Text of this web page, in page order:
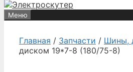
Меню
Главная / Запчасти / Шины,
диском 19*7-8 (180/75-8)